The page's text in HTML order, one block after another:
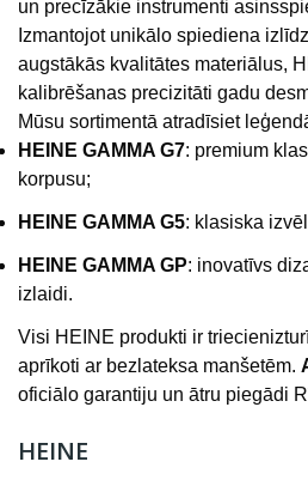
HEINE
un precīzākie instrumenti
Izmantojot unikālo spiediena
augstākās kvalitātes materiālus,
kalibrēšanas precizitāti gadu
Mūsu sortimentā atradīsiet
HEINE GAMMA G7: premium
korpusu;
HEINE GAMMA G5: klasiska
HEINE GAMMA GP: inovatīvs
izlaidi.
Visi HEINE produkti ir
aprīkoti ar bezlateksa manšetēm.
oficiālo garantiju un ātru piegādi